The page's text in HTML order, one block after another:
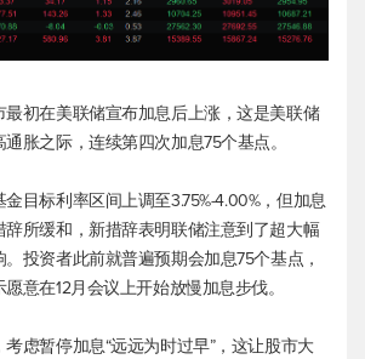
初在美联储宣布加息后上涨，这是美联储
胀之际，连续第四次加息75个基点。
目标利率区间上调至3.75%-4.00%，但加息
辞所缓和，新措辞表明联储注意到了超大幅
投资者此前就普遍预期会加息75个基点，
意在12月会议上开始放慢加息步伐。
虑暂停加息“远远为时过早”，这让股市大